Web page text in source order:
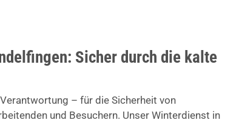
Sicher durch die kalte
– für die Sicherheit von
und Besuchern. Unser Winterdienst in